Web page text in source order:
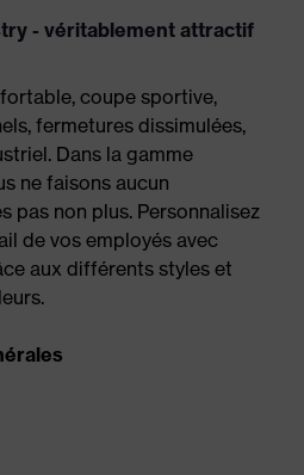
- véritablement attractif
coupe sportive,
fermetures dissimulées,
Dans la gamme
ne faisons aucun
pas non plus. Personnalisez
de vos employés avec
aux différents styles et